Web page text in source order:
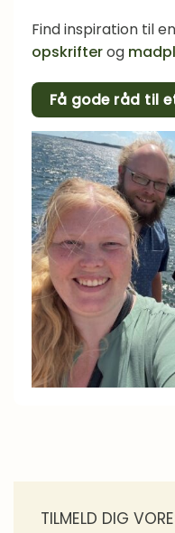
Find inspiration til
opskrifterog
Få gode råd til
TILMELD DIG